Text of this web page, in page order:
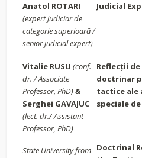
Anatol ROTARI
(expert judiciar de
categorie superioară /
senior judicial expert)
Judicial
Vitalie RUSU (conf.
dr. / Associate
Professor, PhD)&
Serghei GAVAJUC
(lect. dr./ Assistant
Professor, PhD)
State University from
Reflecții
doctrinar
tactice
speciale
Doctrinal